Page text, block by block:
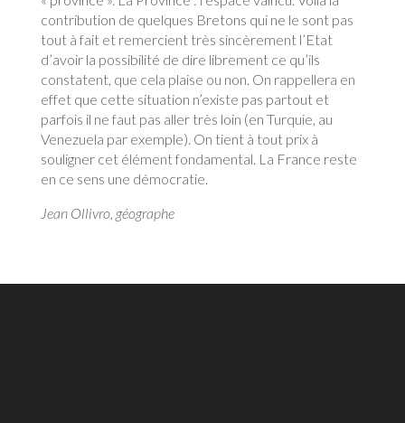
contribution de quelques Bretons qui ne le sont pas
tout à fait et remercient très sincèrement l’Etat
d’avoir la possibilité de dire librement ce qu’ils
constatent, que cela plaise ou non. On rappellera en
effet que cette situation n’existe pas partout et
parfois il ne faut pas aller très loin (en Turquie, au
Venezuela par exemple). On tient à tout prix à
souligner cet élément fondamental. La France reste
en ce sens une démocratie.
Jean Ollivro, géographe